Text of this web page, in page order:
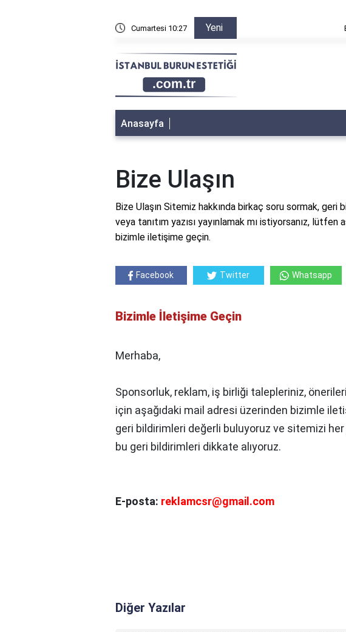
Cumartesi 10:27 Yeni Burun ameliyatından sonra
Anasayfa
Bize Ulaşın
Bize Ulaşın Sitemiz hakkında birkaç soru sormak, geri
veya tanıtım yazısı yayınlamak mı istiyorsanız,
bizimle iletişime geçin.
Facebook Twitter Whatsapp
Bizimle İletişime Geçin
Merhaba,
Sponsorluk, reklam, iş birliği talepleriniz,
için aşağıdaki mail adresi üzerinden bizimle
geri bildirimleri değerli buluyoruz ve sitemizi
bu geri bildirimleri dikkate alıyoruz.
E-posta: reklamcsr@gmail.com
Diğer Yazılar